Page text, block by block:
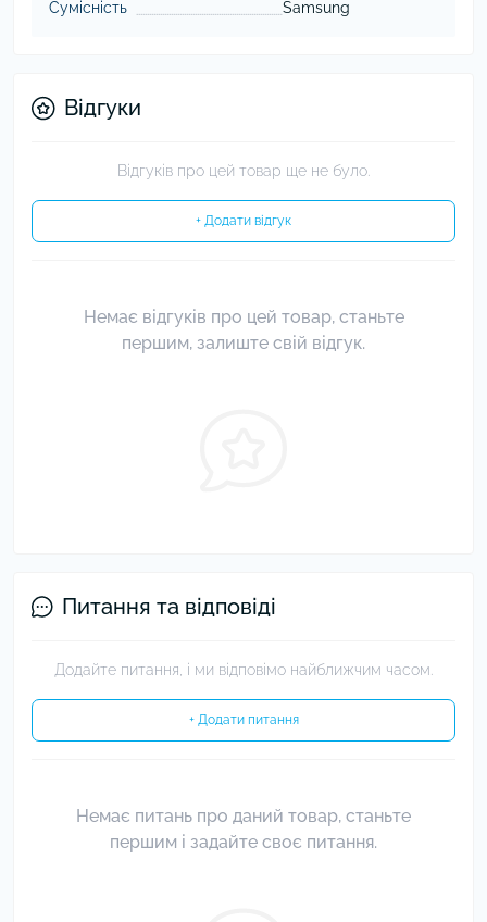
Сумісність Samsung
Відгуки
Відгуків про цей товар ще не було.
+ Додати відгук
Немає відгуків про цей товар, станьте
першим, залиште свій відгук.
Питання та відповіді
Додайте питання, і ми відповімо найближчим часом.
+ Додати питання
Немає питань про даний товар, станьте
першим і задайте своє питання.